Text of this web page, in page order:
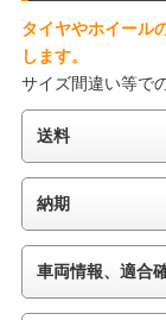
タイヤやホイール
します。
サイズ間違い等で
送料
納期
車両情報、適合